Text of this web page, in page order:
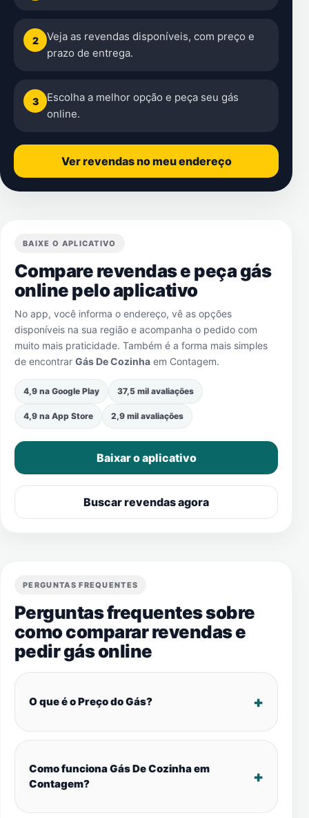
2
Veja as revendas disponíveis, com preço e
prazo de entrega.
3
Escolha a melhor opção e peça seu gás
online.
Ver revendas no meu endereço
BAIXE O APLICATIVO
Compare revendas e peça gás
online pelo aplicativo
No app, você informa o endereço, vê as opções
disponíveis na sua região e acompanha o pedido com
muito mais praticidade. Também é a forma mais simples
de encontrar Gás De Cozinha em Contagem.
4,9 na Google Play 37,5 mil avaliações
4,9 na App Store 2,9 mil avaliações
Baixar o aplicativo
Buscar revendas agora
PERGUNTAS FREQUENTES
Perguntas frequentes sobre
como comparar revendas e
pedir gás online
O que é o Preço do Gás?
Como funciona Gás De Cozinha em
Contagem?